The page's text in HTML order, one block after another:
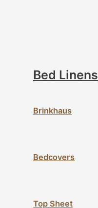
Bed Linens
Brinkhaus
Bedcovers
Top Sheet